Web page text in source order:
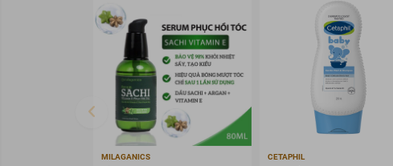
MILAGANICS CETAPHIL